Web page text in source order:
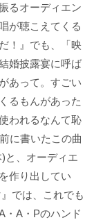
るオーディエン
が聴こえてくる
！』でも、「映
婚披露宴に呼ば
あって。すごい
るもんがあった
われるなんて恥
に書いたこの曲
と、オーディエ
作り出してい
では、これでも
・A・Pのハンド